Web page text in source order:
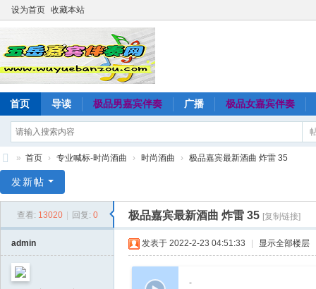
设为首页 收藏本站
首页 导读 极品男嘉宾伴奏 广播 极品女嘉宾伴奏
岳
» 首页 › 专业喊标-时尚酒曲 › 时尚酒曲 › 极品嘉宾最新酒曲 炸雷 35
发新帖
查看: 13020 回复: 0 极品嘉宾最新酒曲 炸雷 35 [复制链接]
admin 发表于 2022-2-23 04:51:33 显示全部楼层
-